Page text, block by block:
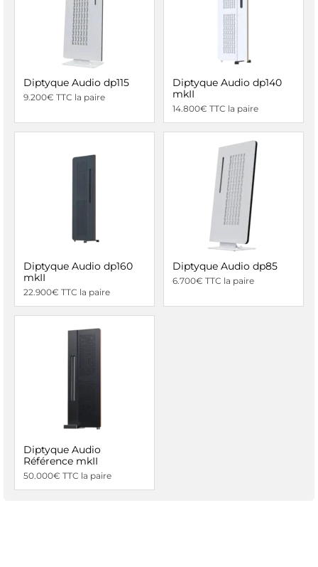
Diptyque Audio dp115
9.200€ TTC la paire
Diptyque Audio dp140
mkII
14.800€ TTC la paire
Diptyque Audio dp160
mkII
22.900€ TTC la paire
Diptyque Audio dp85
6.700€ TTC la paire
Diptyque Audio
Référence mkII
50.000€ TTC la paire